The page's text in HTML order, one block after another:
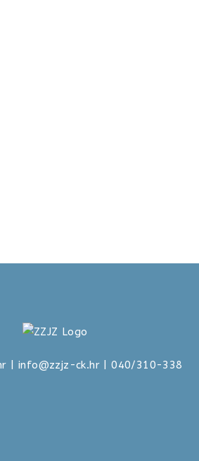
info@zzjz-ck.hr | 040/310-338